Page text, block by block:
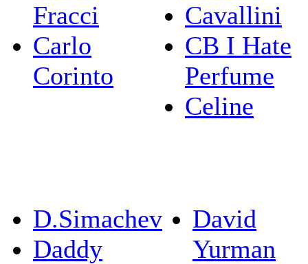
Fracci
Carlo
Corinto
Cavallini
CB I Hate
Perfume
Celine
D.Simachev
Daddy
David
Yurman